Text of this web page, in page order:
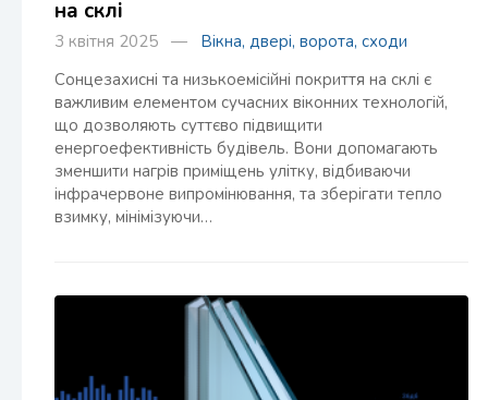
на склі
3 квітня 2025 — Вікна, двері, ворота, сходи
Сонцезахисні та низькоемісійні покриття на склі є
важливим елементом сучасних віконних технологій,
що дозволяють суттєво підвищити
енергоефективність будівель. Вони допомагають
зменшити нагрів приміщень улітку, відбиваючи
інфрачервоне випромінювання, та зберігати тепло
взимку, мінімізуючи…